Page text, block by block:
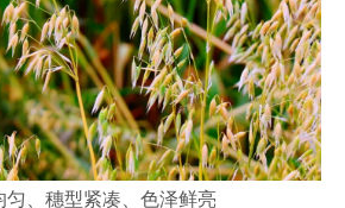
匀、穗型紧凑、色泽鲜亮